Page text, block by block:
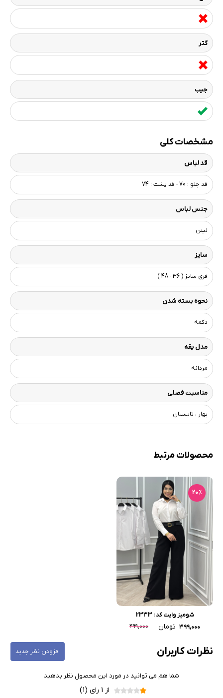
گتر
جیب
مشخصات کلی
قد لباس
قد جلو : 70 - قد پشت : 74
جنس لباس
لینن
سایز
فری سایز ( 36 - 48 )
نحوه بسته شدن
دکمه
مدل یقه
مردانه
مناسبت فصلی
بهار ، تابستان
محصولات مرتبط
20٪
شومیز وایت کد : 2333
۳۹۹,۰۰۰ تومان ۴۹۹,۰۰۰
نظرات کاربران افزودن نظر جدید
شما هم می توانید در مورد این محصول نظر بدهید
از 1 رای (1)